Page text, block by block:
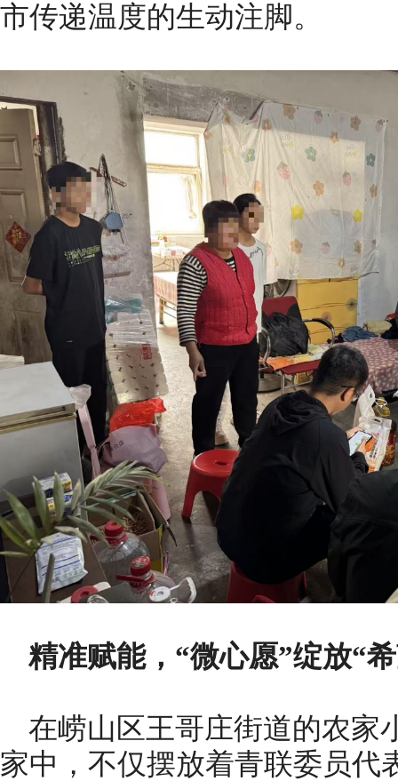
市传递温度的生动注脚。
精准赋能，“微心愿”绽放“
在崂山区王哥庄街道的农家
家中，不仅摆放着青联委员代